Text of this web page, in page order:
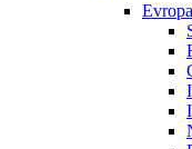
Evropa